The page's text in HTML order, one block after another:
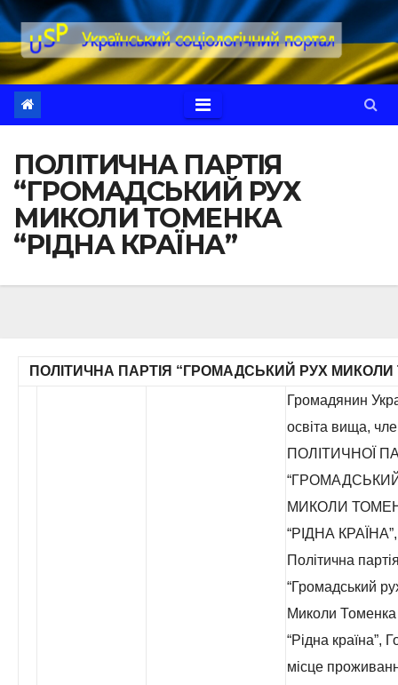
Перейти
до
вмісту
ПОЛІТИЧНА ПАРТІЯ
“ГРОМАДСЬКИЙ РУХ
МИКОЛИ ТОМЕНКА
“РІДНА КРАЇНА”
ПОЛІТИЧНА ПАРТІЯ “ГРОМАДСЬКИЙ РУХ МИКОЛИ
Громадянин
освіта вища,
ПОЛІТИЧНОЇ
МИКОЛИ
“РІДНА КРАЇНА”,
Політична
“Громадський
Миколи Томенка
“Рідна країна”,
місце